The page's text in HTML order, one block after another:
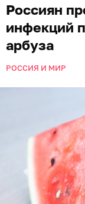
Россиян
инфекций
арбуза
РОССИЯ И МИР